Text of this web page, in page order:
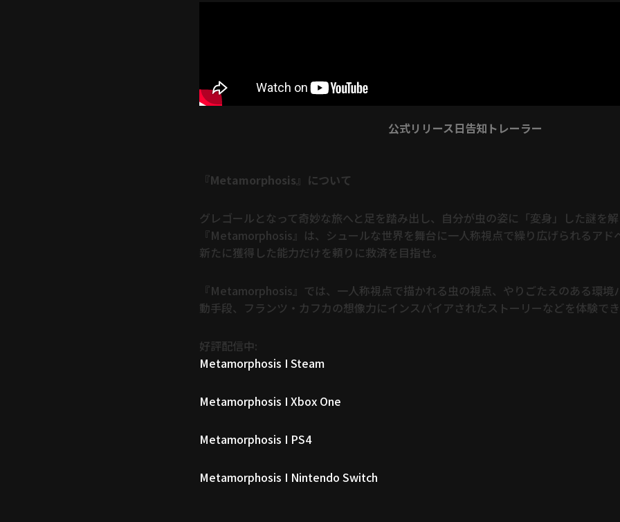
公式リリース日告知トレーラー
『Metamorphosis』について
グレゴールとなって奇妙な旅へと足を踏み出し、自分が虫の姿に「変身」した謎を解
『Metamorphosis』は、シュールな世界を舞台に一人称視点で繰り広げられるアド
新たに獲得した能力だけを頼りに救済を目指せ。
『Metamorphosis』では、一人称視点で描かれる虫の視点、やりごたえのある環境
動手段、フランツ・カフカの想像力にインスパイアされたストーリーなどを体験でき
好評配信中:
Metamorphosis I Steam
Metamorphosis I Xbox One
Metamorphosis I PS4
Metamorphosis I Nintendo Switch